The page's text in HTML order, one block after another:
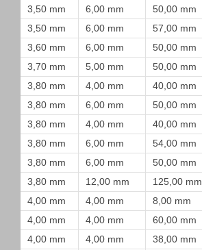
3,50 mm 6,00 mm 50,00 mm
3,50 mm
6,00 mm 57,00 mm
3,60 mm
6,00 mm 50,00 mm
3,70 mm
5,00 mm 50,00 mm
3,80 mm
4,00 mm 40,00 mm
3,80 mm
6,00 mm 50,00 mm
3,80 mm
4,00 mm 40,00 mm
3,80 mm
6,00 mm 54,00 mm
3,80 mm
6,00 mm 50,00 mm
3,80 mm
12,00 mm 125,00 mm
4,00 mm
4,00 mm 8,00 mm
4,00 mm
4,00 mm 60,00 mm
4,00 mm
4,00 mm 38,00 mm